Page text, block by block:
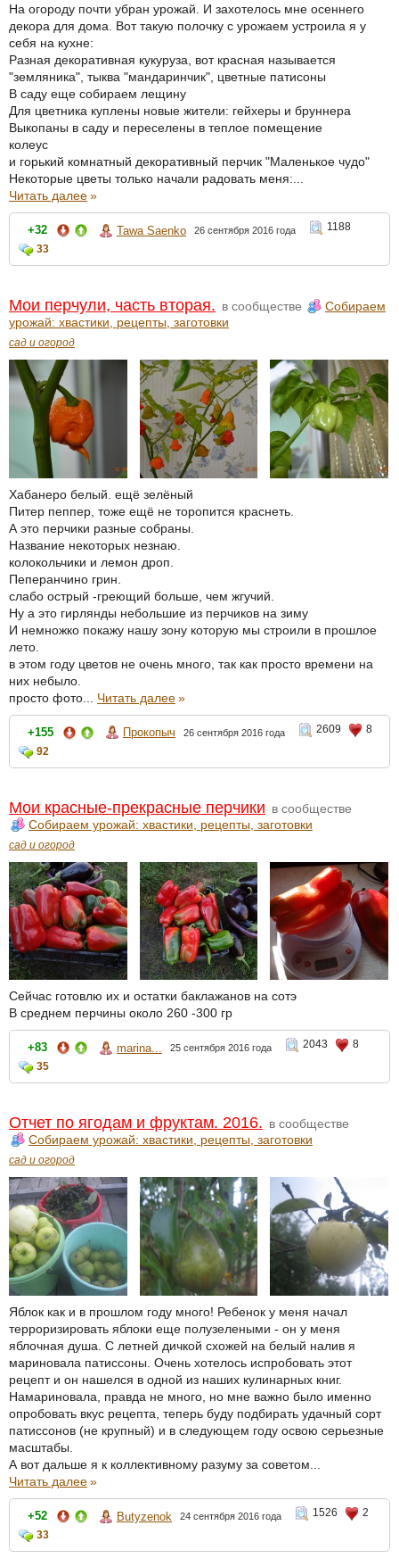
На огороду почти убран урожай. И захотелось мне осеннего
декора для дома. Вот такую полочку с урожаем устроила я у
себя на кухне:
Разная декоративная кукуруза, вот красная называется
"земляника", тыква "мандаринчик", цветные патисоны
В саду еще собираем лещину
Для цветника куплены новые жители: гейхеры и бруннера
Выкопаны в саду и переселены в теплое помещение
колеус
и горький комнатный декоративный перчик "Маленькое чудо"
Некоторые цветы только начали радовать меня:...
Читать далее»
+32 Tawa Saenko 26 сентября 2016 года
1188
33
Мои перчули, часть вторая. в сообществе
Собираем
урожай: хвастики, рецепты, заготовки
сад и огород
Хабанеро белый. ещё зелёный
Питер пеппер, тоже ещё не торопится краснеть.
А это перчики разные собраны.
Название некоторых незнаю.
колокольчики и лемон дроп.
Пеперанчино грин.
слабо острый -греющий больше, чем жгучий.
Ну а это гирлянды небольшие из перчиков на зиму
И немножко покажу нашу зону которую мы строили в прошлое
лето.
в этом году цветов не очень много, так как просто времени на
них небыло.
просто фото... Читать далее»
+155 Прокопыч 26 сентября 2016 года 2609
8
92
Мои красные-прекрасные перчики в сообществе
Собираем урожай: хвастики, рецепты, заготовки
сад и огород
Сейчас готовлю их и остатки баклажанов на сотэ
В среднем перчины около 260 -300 гр
+83 marina... 25 сентября 2016 года 2043
8
35
Отчет по ягодам и фруктам. 2016. в сообществе
Собираем урожай: хвастики, рецепты, заготовки
сад и огород
Яблок как и в прошлом году много! Ребенок у меня начал
терроризировать яблоки еще полузелеными - он у меня
яблочная душа. С летней дичкой схожей на белый налив я
мариновала патиссоны. Очень хотелось испробовать этот
рецепт и он нашелся в одной из наших кулинарных книг.
Намариновала, правда не много, но мне важно было именно
опробовать вкус рецепта, теперь буду подбирать удачный сорт
патиссонов (не крупный) и в следующем году освою серьезные
масштабы.
А вот дальше я к коллективному разуму за советом...
Читать далее»
+52 Butyzenok 24 сентября 2016 года 1526
2
33